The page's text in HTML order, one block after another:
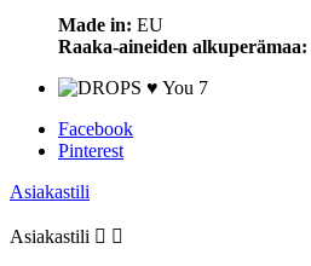
Made in: EU
Raaka-aineiden alkuperämaa:
Facebook
Pinterest
Asiakastili
Asiakastili  